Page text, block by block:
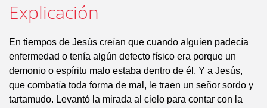
Explicación
En tiempos de Jesús creían que cuando alguien padecía
enfermedad o tenía algún defecto físico era porque un
demonio o espíritu malo estaba dentro de él. Y a Jesús,
que combatía toda forma de mal, le traen un señor sordo y
tartamudo. Levantó la mirada al cielo para contar con la